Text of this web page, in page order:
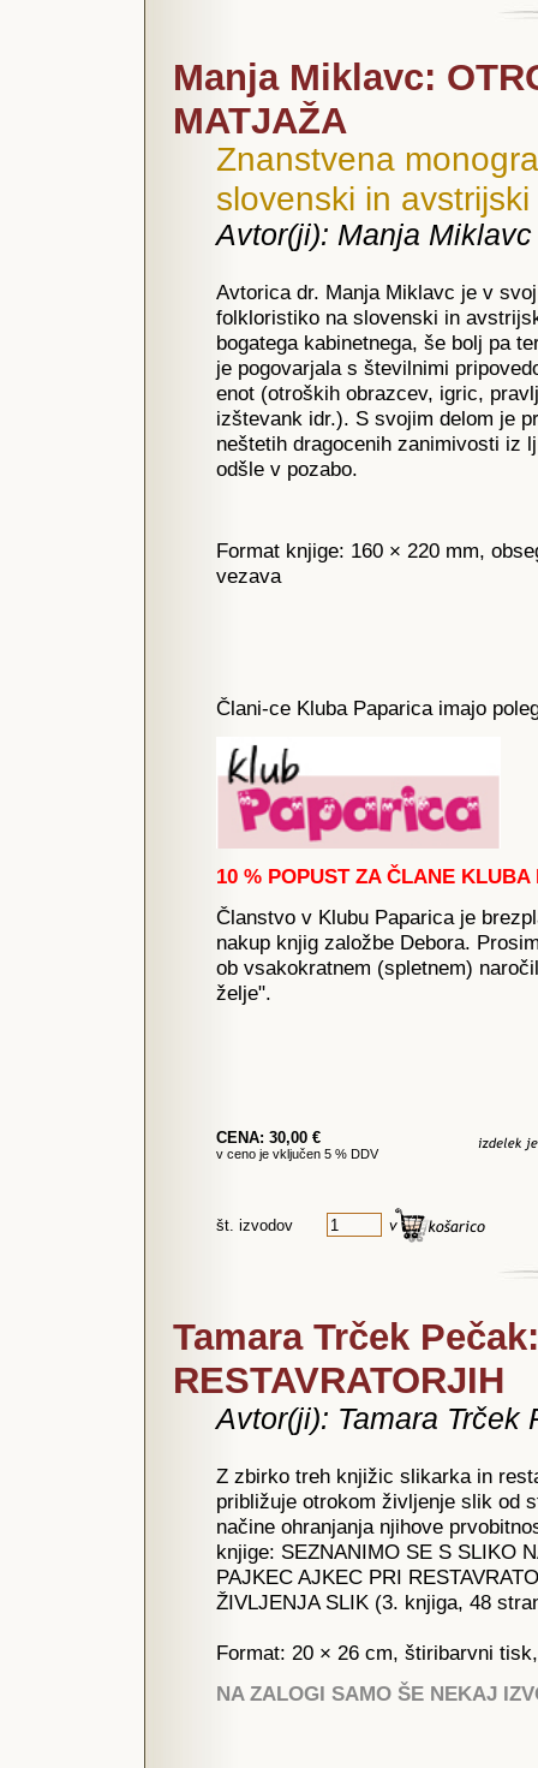
Manja Miklavc:
MATJAŽA
Znanstvena
slovenski in
Avtor(ji): Manja Miklavc
Avtorica dr. Manja Miklavc je v
folkloristiko na slovenski in
bogatega kabinetnega, še bolj pa
je pogovarjala s številnimi
enot (otroških obrazcev, igric,
izštevank idr.). S svojim delom je
neštetih dragocenih zanimivosti iz
odšle v pozabo.
Format knjige: 160 × 220 mm,
vezava
Člani-ce Kluba Paparica imajo
10 % POPUST ZA ČLANE KLUBA
Članstvo v Klubu Paparica je
nakup knjig založbe Debora.
ob vsakokratnem (spletnem)
želje".
CENA: 30,00 €
v ceno je vključen 5 % DDV
št. izvodov
Tamara Trček
RESTAVRATORJIH
Avtor(ji): Tamara Trček
Z zbirko treh knjižic slikarka in
približuje otrokom življenje slik od
načine ohranjanja njihove
knjige: SEZNANIMO SE S SLIKO
PAJKEC AJKEC PRI
ŽIVLJENJA SLIK (3. knjiga, 48
Format: 20 × 26 cm, štiribarvni
NA ZALOGI SAMO ŠE NEKAJ